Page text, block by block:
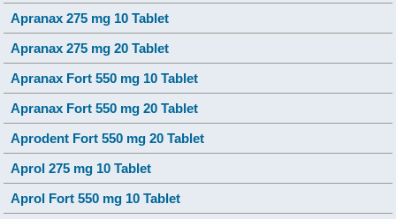
Apranax 275 mg 10 Tablet
Apranax 275 mg 20 Tablet
Apranax Fort 550 mg 10 Tablet
Apranax Fort 550 mg 20 Tablet
Aprodent Fort 550 mg 20 Tablet
Aprol 275 mg 10 Tablet
Aprol Fort 550 mg 10 Tablet